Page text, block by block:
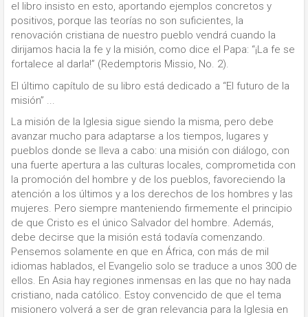
el libro insisto en esto, aportando ejemplos concretos y
positivos, porque las teorías no son suficientes, la
renovación cristiana de nuestro pueblo vendrá cuando la
dirijamos hacia la fe y la misión, como dice el Papa: “¡La fe se
fortalece al darla!” (Redemptoris Missio, No. 2).
El último capítulo de su libro está dedicado a “El futuro de la
misión” ...
La misión de la Iglesia sigue siendo la misma, pero debe
avanzar mucho para adaptarse a los tiempos, lugares y
pueblos donde se lleva a cabo: una misión con diálogo, con
una fuerte apertura a las culturas locales, comprometida con
la promoción del hombre y de los pueblos, favoreciendo la
atención a los últimos y a los derechos de los hombres y las
mujeres. Pero siempre manteniendo firmemente el principio
de que Cristo es el único Salvador del hombre. Además,
debe decirse que la misión está todavía comenzando.
Pensemos solamente en que en África, con más de mil
idiomas hablados, el Evangelio solo se traduce a unos 300 de
ellos. En Asia hay regiones inmensas en las que no hay nada
cristiano, nada católico. Estoy convencido de que el tema
misionero volverá a ser de gran relevancia para la Iglesia en